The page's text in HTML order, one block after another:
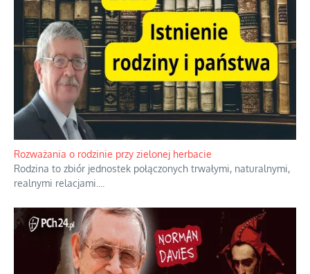
Rozważania o rodzinie przy zielonej herbacie
Rodzina to zbiór jednostek połączonych trwałymi, naturalnymi,
realnymi relacjami.